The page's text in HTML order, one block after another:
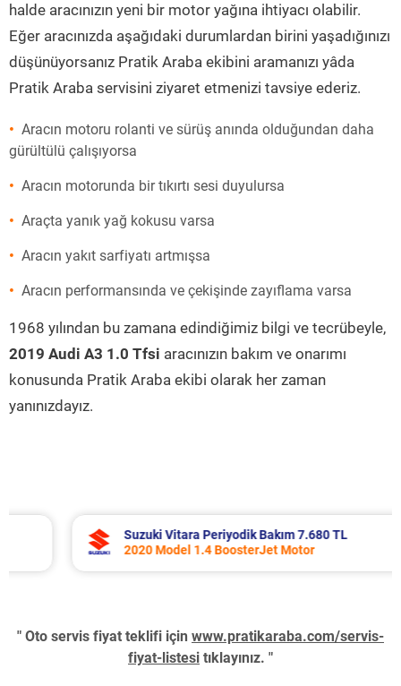
halde aracınızın yeni bir motor yağına ihtiyacı olabilir.
Eğer aracınızda aşağıdaki durumlardan birini yaşadığınızı
düşünüyorsanız Pratik Araba ekibini aramanızı yâda
Pratik Araba servisini ziyaret etmenizi tavsiye ederiz.
Aracın motoru rolanti ve sürüş anında olduğundan daha
gürültülü çalışıyorsa
Aracın motorunda bir tıkırtı sesi duyulursa
Araçta yanık yağ kokusu varsa
Aracın yakıt sarfiyatı artmışsa
Aracın performansında ve çekişinde zayıflama varsa
1968 yılından bu zamana edindiğimiz bilgi ve tecrübeyle,
2019 Audi A3 1.0 Tfsi aracınızın bakım ve onarımı
konusunda Pratik Araba ekibi olarak her zaman
yanınızdayız.
Suzuki Vitara Periyodik Bakım 7.680 TL
2020 Model 1.4 BoosterJet Motor
" Oto servis fiyat teklifi için www.pratikaraba.com/servis-
fiyat-listesi tıklayınız. "